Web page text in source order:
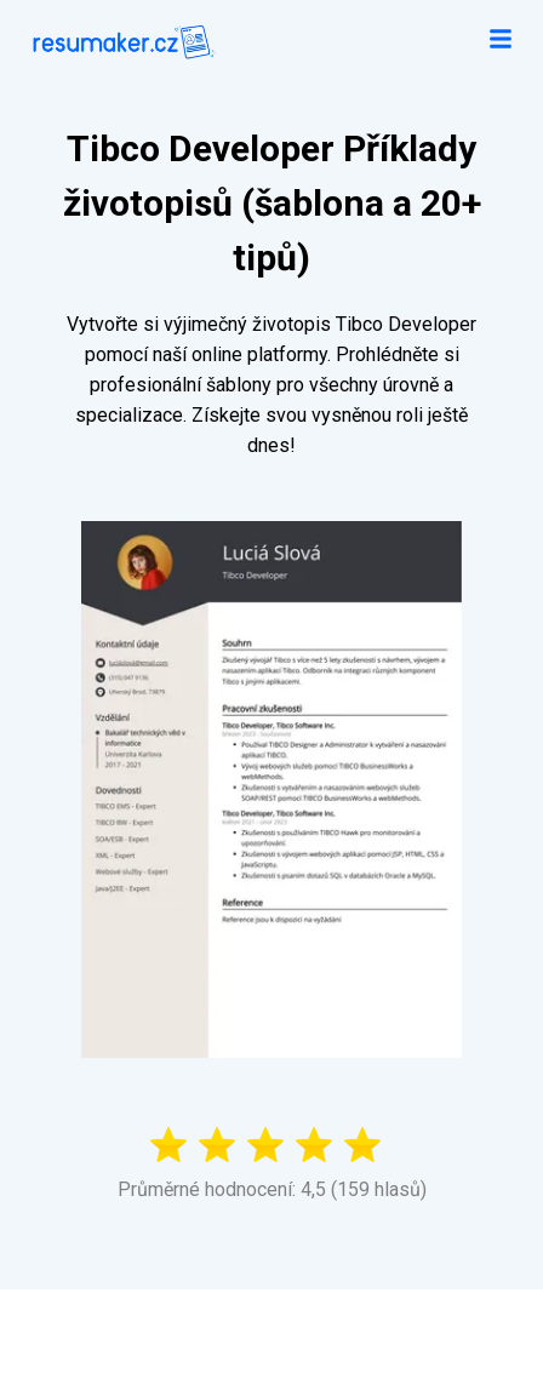
Tibco Developer Příklady
životopisů (šablona a 20+
tipů)
Vytvořte si výjimečný životopis Tibco Developer
pomocí naší online platformy. Prohlédněte si
profesionální šablony pro všechny úrovně a
specializace. Získejte svou vysněnou roli ještě
dnes!
Průměrné hodnocení: 4,5 (159 hlasů)